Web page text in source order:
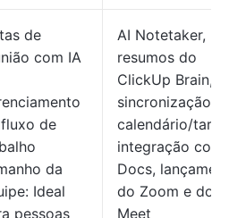
de
com IA
de
da
Ideal
pessoas
AI Notetaker,
resumos do
ClickUp Brain,
sincronização
calendário/
integração com
Docs,
do Zoom e do
Meet